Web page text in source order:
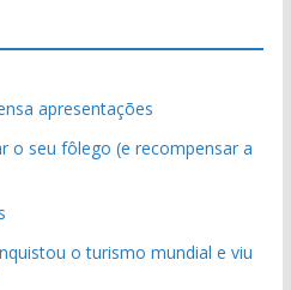
apresentações
o seu fôlego (e recompensar a
o turismo mundial e viu